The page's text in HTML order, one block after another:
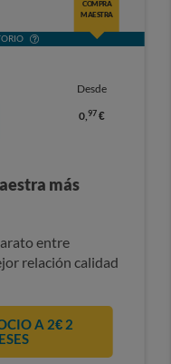
COMPRA
MAESTRA
Desde
0,97€
más
entre
relación calidad
A 2€ 2